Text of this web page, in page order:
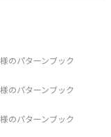
のパターンブック
のパターンブック
のパターンブック